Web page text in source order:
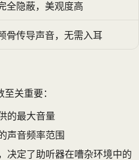
全隐蔽，美观度高
骨传导声音，无需入耳
关重要：
的最大音量
声音频率范围
决定了助听器在嘈杂环境中的